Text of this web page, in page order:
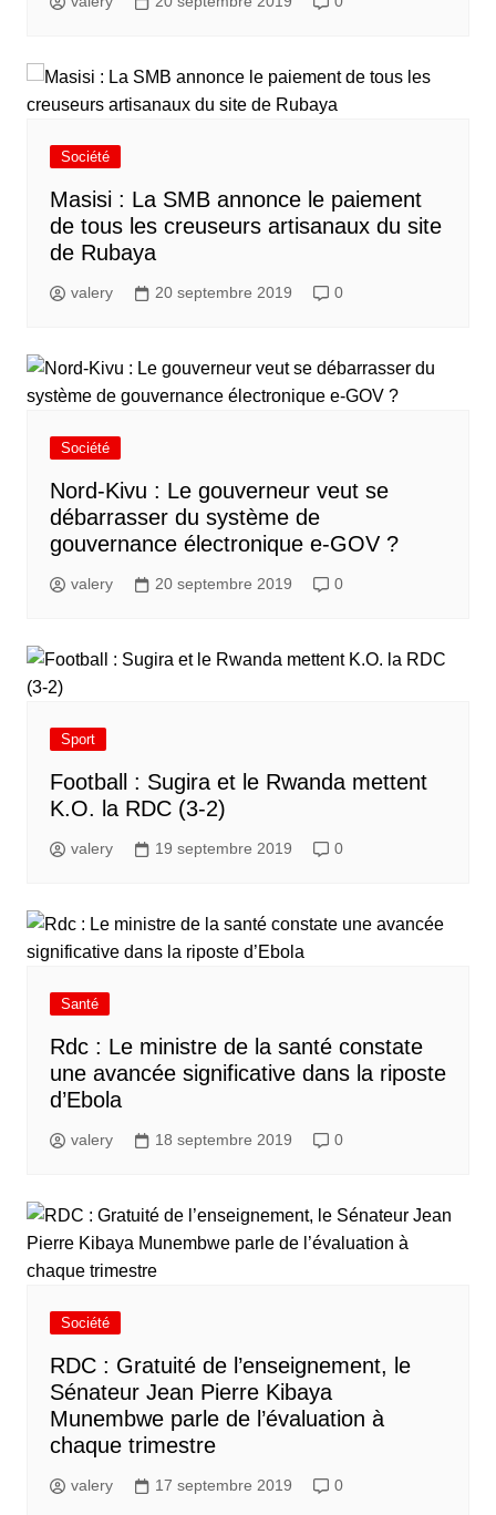
Société
Masisi : La SMB annonce le paiement
de tous les creuseurs artisanaux du site
de Rubaya
valery 20 septembre 2019 0
Société
Nord-Kivu : Le gouverneur veut se
débarrasser du système de
gouvernance électronique e-GOV ?
valery 20 septembre 2019 0
Sport
Football : Sugira et le Rwanda mettent
K.O. la RDC (3-2)
valery 19 septembre 2019 0
Santé
Rdc : Le ministre de la santé constate
une avancée significative dans la riposte
d’Ebola
valery 18 septembre 2019 0
Société
RDC : Gratuité de l’enseignement, le
Sénateur Jean Pierre Kibaya
Munembwe parle de l’évaluation à
chaque trimestre
valery 17 septembre 2019 0